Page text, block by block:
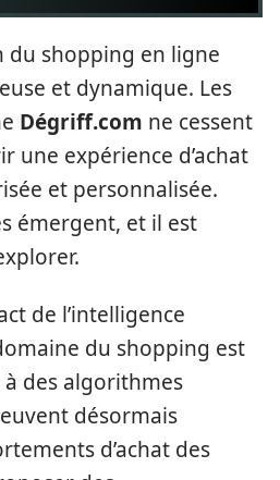
du shopping en ligne
et dynamique. Les
Dégriff.com ne cessent
une expérience d’achat
et personnalisée.
émergent, et il est
de l’intelligence
du shopping est
des algorithmes
désormais
d’achat des